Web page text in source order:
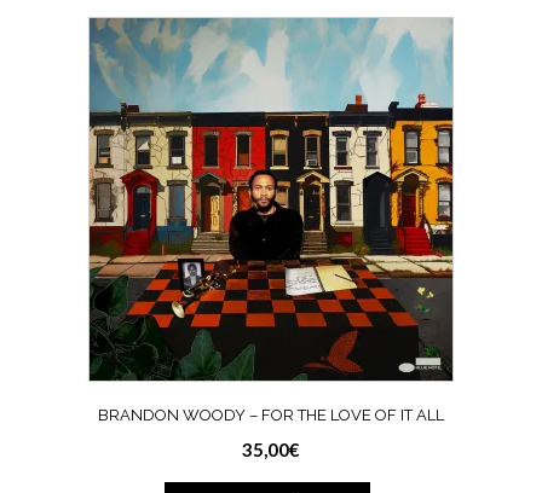
BRANDON WOODY – FOR THE LOVE OF IT ALL
35,00€